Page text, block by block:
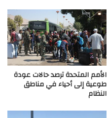
الأمم المتحدة ترصد حالات عودة
طوعية إلى أحياء في مناطق
النظام